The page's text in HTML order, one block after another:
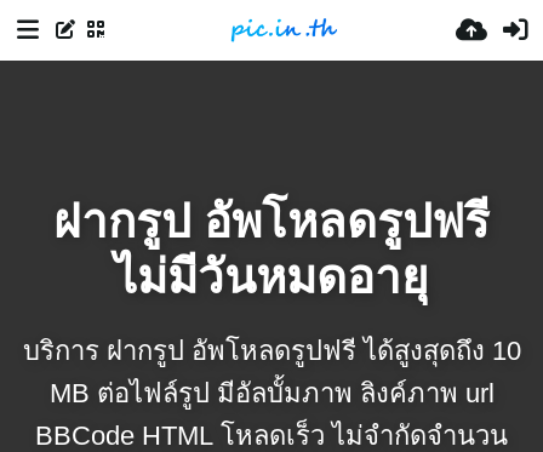
ฝากรูป อัพโหลดรูปฟรี
ไม่มีวันหมดอายุ
บริการ ฝากรูป อัพโหลดรูปฟรี ได้สูงสุดถึง 10
MB ต่อไฟล์รูป มีอัลบั้มภาพ ลิงค์ภาพ url
BBCode HTML โหลดเร็ว ไม่จำกัดจำนวน